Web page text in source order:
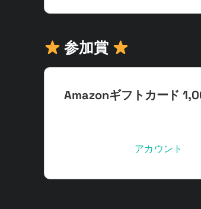
参加賞
Amazonギフトカード
アカウント